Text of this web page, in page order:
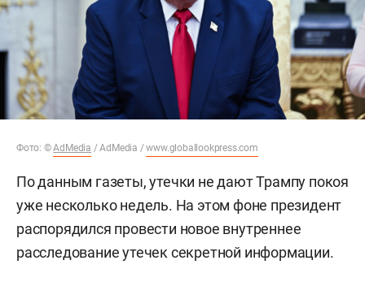
Фото: ©AdMedia / AdMedia /www.globallookpress.com
По данным газеты, утечки не дают Трампу покоя
уже несколько недель. На этом фоне президент
распорядился провести новое внутреннее
расследование утечек секретной информации.